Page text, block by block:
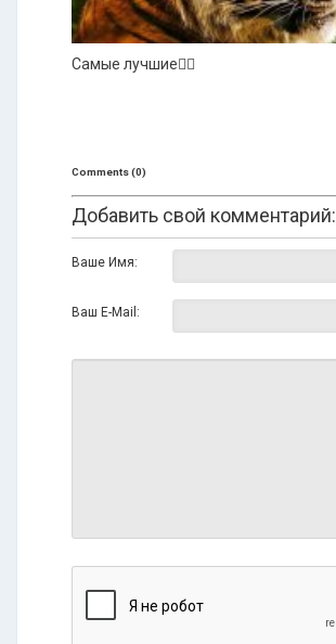
Самые лучшие👍🏻
Comments (0)
Добавить свой комментарий:
Ваше Имя:
Ваш E-Mail: